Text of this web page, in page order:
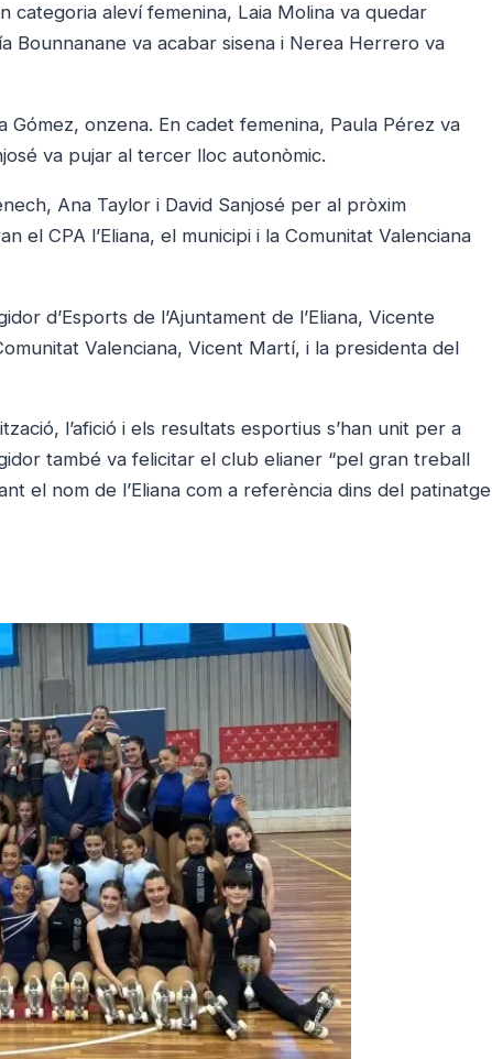
categoria aleví femenina, Laia Molina va quedar
Bounnanane va acabar sisena i Nerea Herrero va
onzena. En cadet femenina, Paula Pérez va
va pujar al tercer lloc autonòmic.
Ana Taylor i David Sanjosé per al pròxim
el CPA l’Eliana, el municipi i la Comunitat Valenciana
d’Esports de l’Ajuntament de l’Eliana, Vicente
Valenciana, Vicent Martí, i la presidenta del
l’afició i els resultats esportius s’han unit per a
també va felicitar el club elianer “pel gran treball
el nom de l’Eliana com a referència dins del patinatge